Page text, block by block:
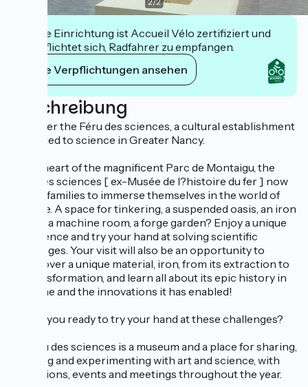
Diese Einrichtung ist Accueil Vélo zertifiziert und
verpflichtet sich, Radfahrer zu empfangen.
Ihre Verpflichtungen ansehen
Beschreibung
Discover the Féru des sciences, a cultural establishment
dedicated to science in Greater Nancy.
In the heart of the magnificent Parc de Montaigu, the
Féru des sciences [ ex-Musée de l?histoire du fer ] now
invites families to immerse themselves in the world of
science. A space for tinkering, a suspended oasis, an iron
gallery, a machine room, a forge garden? Enjoy a unique
experience and try your hand at solving scientific
challenges. Your visit will also be an opportunity to
rediscover a unique material, iron, from its extraction to
its transformation, and learn all about its epic history in
Lorraine and the innovations it has enabled!
So, are you ready to try your hand at these challenges?
Le Féru des sciences is a museum and a place for sharing,
creating and experimenting with art and science, with
exhibitions, events and meetings throughout the year.